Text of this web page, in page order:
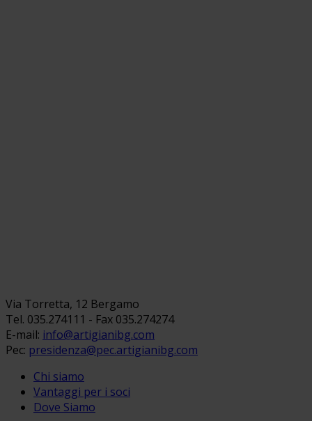
Via Torretta, 12 Bergamo
Tel. 035.274111 - Fax 035.274274
E-mail: info@artigianibg.com
Pec: presidenza@pec.artigianibg.com
Chi siamo
Vantaggi per i soci
Dove Siamo